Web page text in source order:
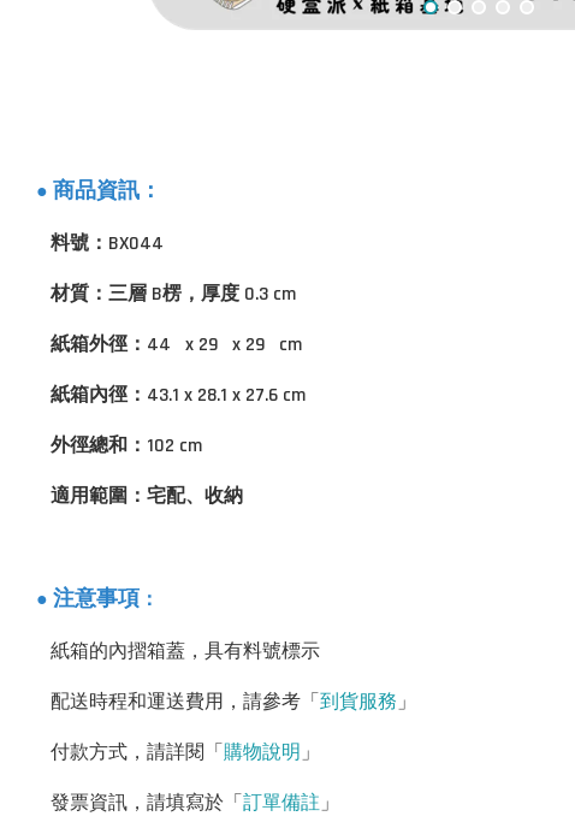
● 商品資訊：
料號：BX044
材質：三層 B楞，厚度 0.3 cm
紙箱外徑：44 x 29 x 29 cm
紙箱內徑：43.1 x 28.1 x 27.6 cm
外徑總和：102 cm
適用範圍：宅配、收納
● 注意事項 ：
紙箱的內摺箱蓋，具有料號標示
配送時程和運送費用，請參考「 到貨服務 」
付款方式，請詳閱「 購物說明 」
發票資訊，請填寫於「 訂單備註 」